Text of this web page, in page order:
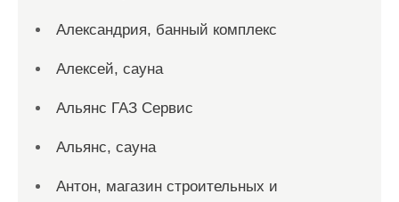
Александрия, банный комплекс
Алексей, сауна
Альянс ГАЗ Сервис
Альянс, сауна
Антон, магазин строительных и